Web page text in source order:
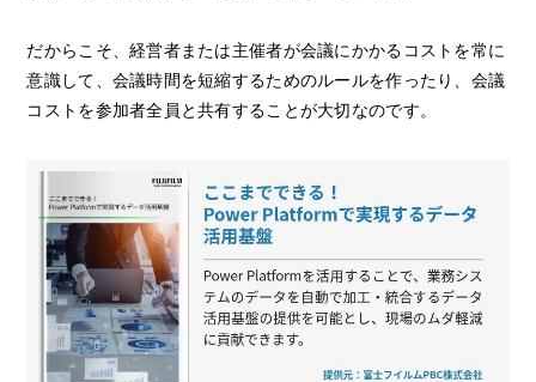
だからこそ、経営者または主催者が会議にかかるコストを常に
意識して、会議時間を短縮するためのルールを作ったり、会議
コストを参加者全員と共有することが大切なのです。